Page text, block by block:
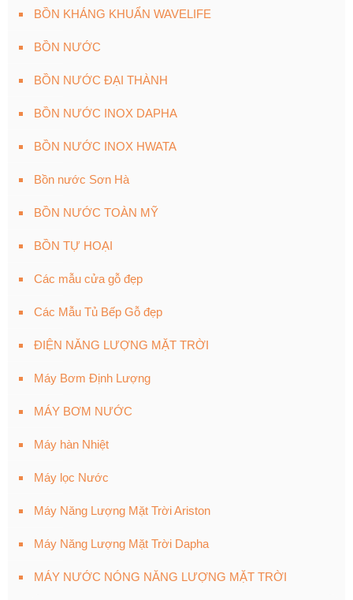
BỒN KHÁNG KHUẨN WAVELIFE
BỒN NƯỚC
BỒN NƯỚC ĐẠI THÀNH
BỒN NƯỚC INOX DAPHA
BỒN NƯỚC INOX HWATA
Bồn nước Sơn Hà
BỒN NƯỚC TOÀN MỸ
BỒN TỰ HOẠI
Các mẫu cửa gỗ đẹp
Các Mẫu Tủ Bếp Gỗ đẹp
ĐIỆN NĂNG LƯỢNG MẶT TRỜI
Máy Bơm Định Lượng
MÁY BƠM NƯỚC
Máy hàn Nhiệt
Máy lọc Nước
Máy Năng Lượng Mặt Trời Ariston
Máy Năng Lượng Mặt Trời Dapha
MÁY NƯỚC NÓNG NĂNG LƯỢNG MẶT TRỜI